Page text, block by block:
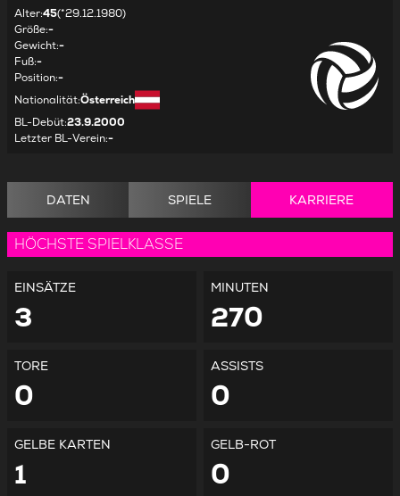
Alter:45(*29.12.1980)
Größe:-
Gewicht:-
Fuß:-
Position:-
Nationalität:Österreich
BL-Debüt:23.9.2000
Letzter BL-Verein:-
DATEN SPIELE KARRIERE
HÖCHSTE SPIELKLASSE
EINSÄTZE
3
MINUTEN
270
TORE
0
ASSISTS
0
GELBE KARTEN
1
GELB-ROT
0